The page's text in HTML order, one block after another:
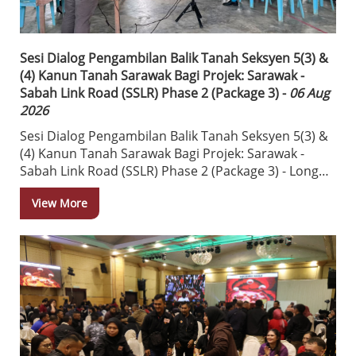
menyeluruh sebagai usaha memperkukuh budaya
integriti, meningkatkan kesedaran terhadap nilai-
nilai etika serta memupuk amalan tadbir urus yang
baik dalam perkhidmatan.
Sepanjang program, penceramah telah
memberi penekanan kepada kepentingan
mengamalkan nilai-nilai integriti, akauntabiliti,
ketelusan dan profesionalisme dalam
melaksanakan tugas seharian.
kepada kakitangan Jabatan dalam urusan kerja dan
memberikan perkhidmatan terbaik kepada rakyat.
Sesi Dialog Pengambilan Balik Tanah Seksyen 5(3) &
(4) Kanun Tanah Sarawak Bagi Projek: Sarawak -
Sabah Link Road (SSLR) Phase 2 (Package 3) -06 Aug
2026
Sesi Dialog Pengambilan Balik Tanah Seksyen 5(3) &
(4) Kanun Tanah Sarawak Bagi Projek: Sarawak -
Sabah Link Road (SSLR) Phase 2 (Package 3) - Long
Luping to Long Komap, Ba’Kelalan, Lawas - Revised
Alignment At Long Semadoh & Long Tanid
Tarikh: 04.08.2026 (Selasa)
Masa: 03.00 petang
Tempat: Dewan Kampung Long Semadoh Rayeh,
Lawas
Sesi dialog dijalankan bagi memaklumkan kepada
Ketua Masyarakat, Ketua Kaum, penuntut dan
View More